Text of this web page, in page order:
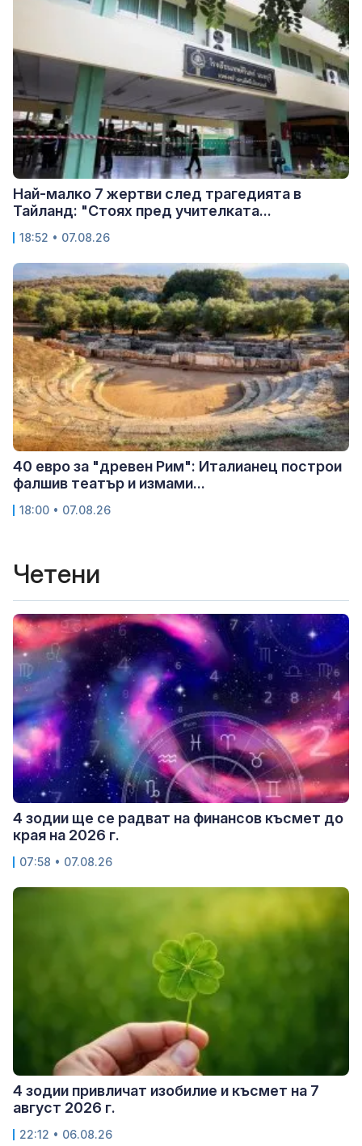
Най-малко 7 жертви след трагедията в
Тайланд: "Стоях пред учителката...
18:52 • 07.08.26
40 евро за "древен Рим": Италианец построи
фалшив театър и измами...
18:00 • 07.08.26
Четени
4 зодии ще се радват на финансов късмет до
края на 2026 г.
07:58 • 07.08.26
4 зодии привличат изобилие и късмет на 7
август 2026 г.
22:12 • 06.08.26